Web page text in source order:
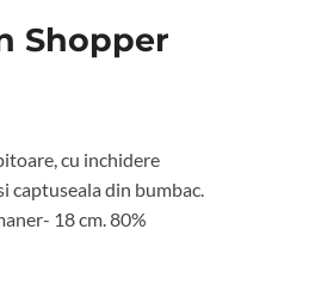
Shopper
cu inchidere
captuseala din bumbac.
18 cm. 80%